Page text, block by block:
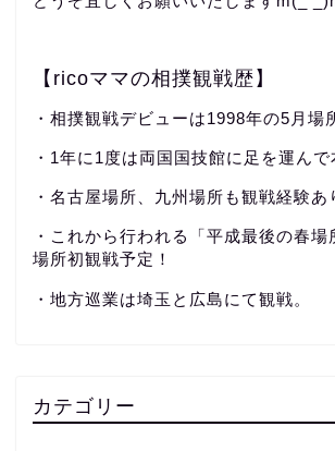
【ricoママの相撲観戦歴】
・相撲観戦デビューは1998年の5月場
・1年に1度は両国国技館に足を運ん
・名古屋場所、九州場所も観戦経験あ
・これから行われる「平成最後の春場
場所初観戦予定！
・地方巡業は埼玉と広島にて観戦。
カテゴリー